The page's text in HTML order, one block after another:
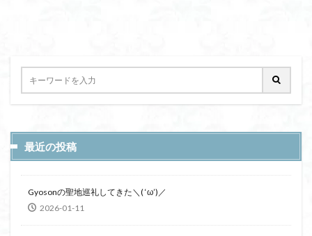
最近の投稿
Gyosonの聖地巡礼してきた＼( ‘ω’)／
2026-01-11